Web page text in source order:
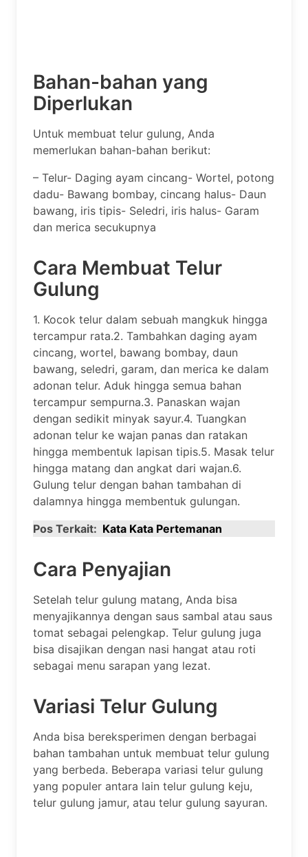
Bahan-bahan yang
Diperlukan
Untuk membuat telur gulung, Anda
memerlukan bahan-bahan berikut:
– Telur- Daging ayam cincang- Wortel, potong
dadu- Bawang bombay, cincang halus- Daun
bawang, iris tipis- Seledri, iris halus- Garam
dan merica secukupnya
Cara Membuat Telur
Gulung
1. Kocok telur dalam sebuah mangkuk hingga
tercampur rata.2. Tambahkan daging ayam
cincang, wortel, bawang bombay, daun
bawang, seledri, garam, dan merica ke dalam
adonan telur. Aduk hingga semua bahan
tercampur sempurna.3. Panaskan wajan
dengan sedikit minyak sayur.4. Tuangkan
adonan telur ke wajan panas dan ratakan
hingga membentuk lapisan tipis.5. Masak telur
hingga matang dan angkat dari wajan.6.
Gulung telur dengan bahan tambahan di
dalamnya hingga membentuk gulungan.
Pos Terkait: Kata Kata Pertemanan
Cara Penyajian
Setelah telur gulung matang, Anda bisa
menyajikannya dengan saus sambal atau saus
tomat sebagai pelengkap. Telur gulung juga
bisa disajikan dengan nasi hangat atau roti
sebagai menu sarapan yang lezat.
Variasi Telur Gulung
Anda bisa bereksperimen dengan berbagai
bahan tambahan untuk membuat telur gulung
yang berbeda. Beberapa variasi telur gulung
yang populer antara lain telur gulung keju,
telur gulung jamur, atau telur gulung sayuran.